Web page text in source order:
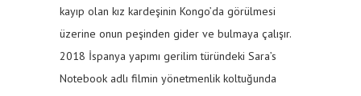
kayıp olan kız kardeşinin Kongo’da görülmesi
üzerine onun peşinden gider ve bulmaya çalışır.
2018 İspanya yapımı gerilim türündeki Sara’s
Notebook adlı filmin yönetmenlik koltuğunda